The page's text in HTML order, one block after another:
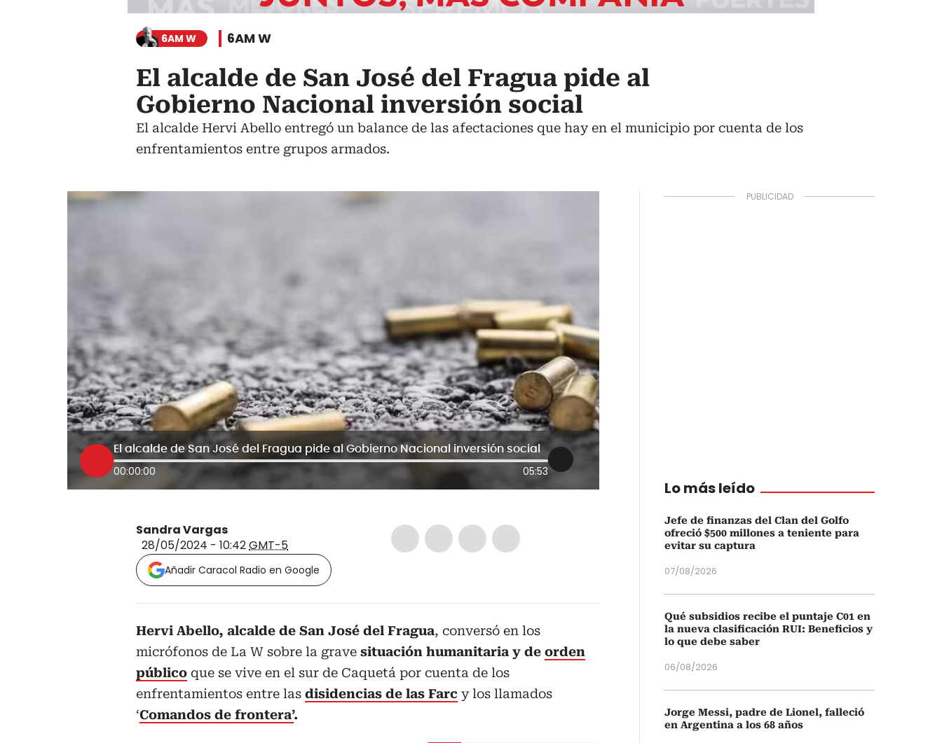
6AM W 6AM W
El alcalde de San José del Fragua pide al
Gobierno Nacional inversión social
El alcalde Hervi Abello entregó un balance de las afectaciones que hay en el municipio por cuenta de los
enfrentamientos entre grupos armados.
El alcalde de San José del Fragua pide al Gobierno Nacional inversión social
00:00:00 05:53
Sandra Vargas
28/05/2024 - 10:42GMT-5
Añadir Caracol Radio en Google
Hervi Abello, alcalde de San José del Fragua, conversó en los
micrófonos de La W sobre la grave situación humanitaria y de orden
público que se vive en el sur de Caquetá por cuenta de los
enfrentamientos entre las disidencias de las Farc y los llamados
‘Comandos de frontera’.
Lo más leído
Jefe de finanzas del Clan del Golfo
ofreció $500 millones a teniente para
evitar su captura
07/08/2026
Qué subsidios recibe el puntaje C01 en
la nueva clasificación RUI: Beneficios y
lo que debe saber
06/08/2026
Jorge Messi, padre de Lionel, falleció
en Argentina a los 68 años